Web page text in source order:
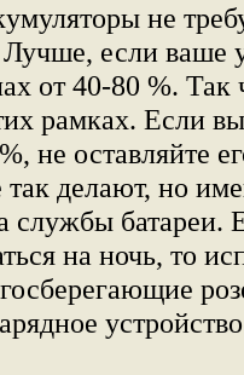
не
если ваше
от 40-80 %.
рамках. Если
не оставляйте
делают, но
батареи.
на ночь, то